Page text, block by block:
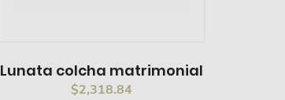
Lunata colcha matrimonial
$2,318.84